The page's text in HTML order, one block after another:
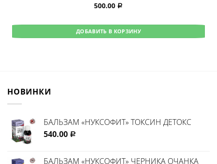
Оценка
500.00 Р
ДОБАВИТЬ В КОРЗИНУ
НОВИНКИ
БАЛЬЗАМ «НУКСОФИТ» ТОКСИН ДЕТОКС
540.00 Р
БАЛЬЗАМ «НУКСОФИТ» ЧЕРНИКА ОЧАНКА